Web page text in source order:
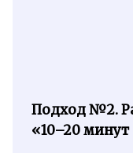
Подход №2.
«10–20